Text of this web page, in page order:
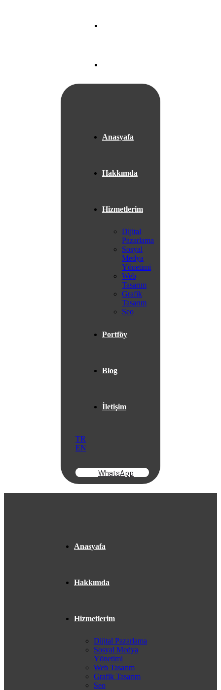
Anasyafa
Hakkımda
Hizmetlerim
Dijital
Pazarlama
Sosyal
Medya
Yönetimi
Web
Tasarım
Grafik
Tasarım
Seo
Portföy
Blog
İletişim
TR
EN
WhatsApp
Anasyafa
Hakkımda
Hizmetlerim
Dijital Pazarlama
Sosyal Medya
Yönetimi
Web Tasarım
Grafik Tasarım
Seo